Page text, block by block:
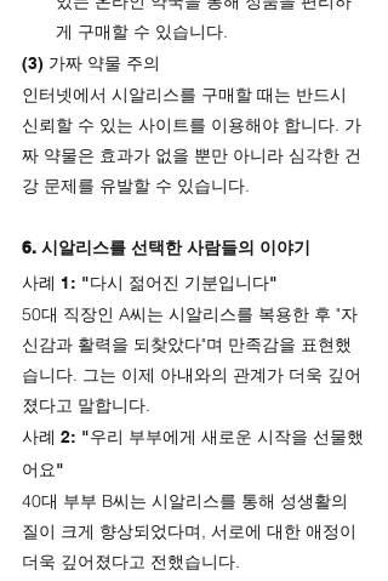
게 구매할 수 있습니다.
(3) 가짜 약물 주의
인터넷에서 시알리스를 구매할 때는 반드시
신뢰할 수 있는 사이트를 이용해야 합니다. 가
짜 약물은 효과가 없을 뿐만 아니라 심각한 건
강 문제를 유발할 수 있습니다.
6. 시알리스를 선택한 사람들의 이야기
사례 1: "다시 젊어진 기분입니다"
50대 직장인 A씨는 시알리스를 복용한 후 "자
신감과 활력을 되찾았다"며 만족감을 표현했
습니다. 그는 이제 아내와의 관계가 더욱 깊어
졌다고 말합니다.
사례 2: "우리 부부에게 새로운 시작을 선물했
어요"
40대 부부 B씨는 시알리스를 통해 성생활의
질이 크게 향상되었다며, 서로에 대한 애정이
더욱 깊어졌다고 전했습니다.